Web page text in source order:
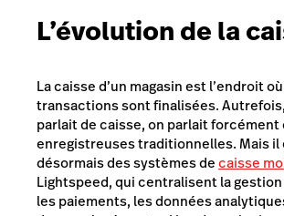
L’évolution de la
La caisse d’un magasin est l’endroit
transactions sont finalisées.
parlait de caisse, on parlait forcément
enregistreuses traditionnelles. Mais il
désormais des systèmes decaisse
Lightspeed, qui centralisent la
les paiements, les données